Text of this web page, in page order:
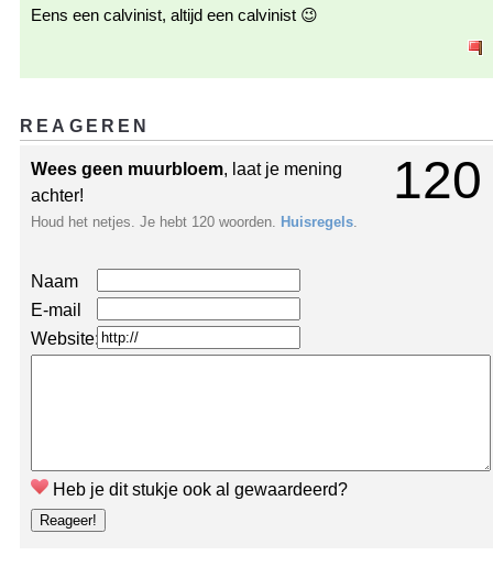
Eens een calvinist, altijd een calvinist 😉
REAGEREN
120
Wees geen muurbloem, laat je mening
achter!
Houd het netjes. Je hebt 120 woorden. Huisregels
Naam
E-mail
Website:
Heb je dit stukje ook al gewaardeerd?